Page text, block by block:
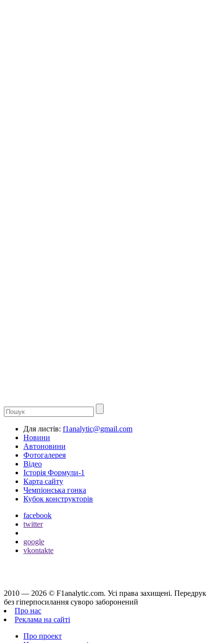
Для листів: f1analytic@gmail.com
Новини
Автоновини
Фотогалерея
Відео
Історія Формули-1
Карта сайту
Чемпіонська гонка
Кубок конструкторів
facebook
twitter
google
vkontakte
2010 — 2026 © F1analytic.com. Усi права захищенi. Передрук
без гіперпосилання суворо заборонений
Про нас
Реклама на сайті
Про проект